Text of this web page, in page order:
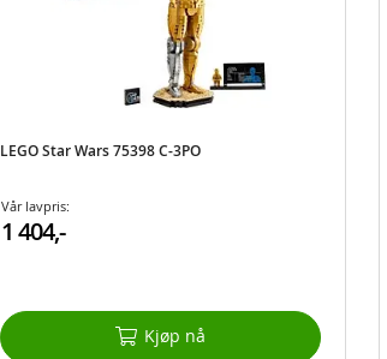
LEGO Star Wars 75398 C-3PO
Vår lavpris:
1 404,-
Kjøp nå